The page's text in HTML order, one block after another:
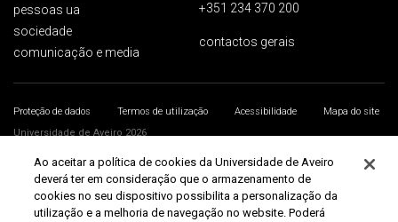
pessoas ua
sociedade
comunicação e media
+351 234 370 200
contactos gerais
Proteção de dados Termos de utilização Acessibilidade
Mapa do site
Universidade de Aveiro 2026
Ao aceitar a política de cookies da Universidade de Aveiro
deverá ter em consideração que o armazenamento de
cookies no seu dispositivo possibilita a personalização da
utilização e a melhoria de navegação no website. Poderá